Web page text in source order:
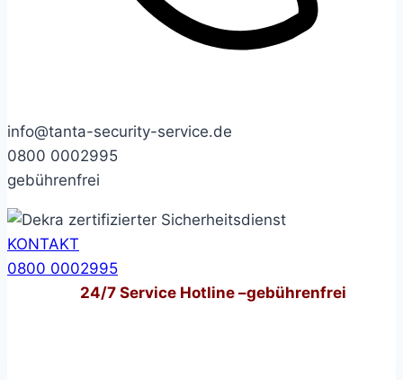
info@tanta-security-service.de
0800 0002995
gebührenfrei
KONTAKT
0800 0002995
24/7Service Hotline –gebührenfrei